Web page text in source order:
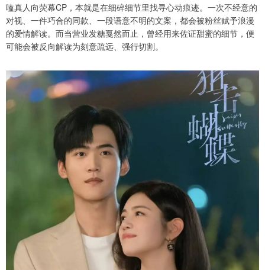
嗑真人向荧幕CP，本就是在细碎细节里找寻心动痕迹。一次不经意的
对视、一件巧合的同款、一段语意不明的文案，都会被粉丝赋予浪漫
的爱情解读。而当营业发糖戛然而止，曾经用来佐证甜蜜的细节，便
可能会被反向解读为刻意疏远、强行切割。